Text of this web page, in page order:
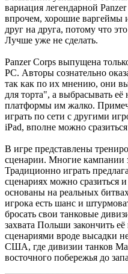
вариация легендарной
впрочем, хорошие
друг на друга, потому что
Лучше уже не сделать.
Panzer Corps выпущена
PC. Авторы сознательно
так как по их мнению, они
для торта", а выбрасывать
платформы им жалко.
играть по сети с другими
iPad, вполне можно
В игре представлены
сценарии. Многие кампании
Традиционно играть
сценариях можно сразиться
основаны на реальных
игрока есть шанс и
бросать свои танковые
захвата Польши закончить
сценариями вроде высадки
США, где дивизии танков
восточного побережья до